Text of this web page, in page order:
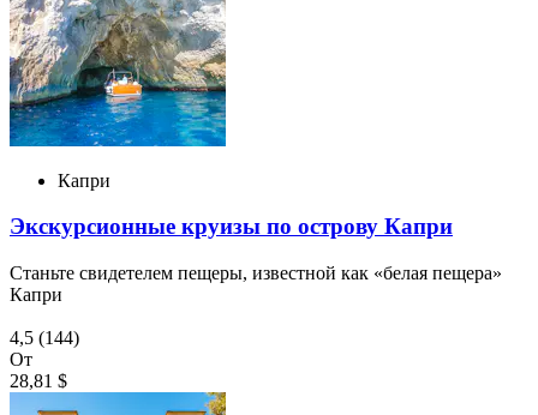
Капри
Экскурсионные круизы по острову Капри
Станьте свидетелем пещеры, известной как «белая пещера»
Капри
4,5 (144)
От
28,81 $